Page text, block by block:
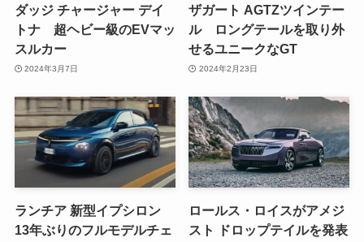
ダッジ チャージャー デイ
トナ 超ヘビー級のEVマッ
スルカー
2024年3月7日
ザガート AGTZツインテー
ル ロングテールを取り外
せるユニークなGT
2024年2月23日
ランチア 新型イプシロン
13年ぶりのフルモデルチェ
ロールス・ロイスがアメジ
スト ドロップテイルを発表